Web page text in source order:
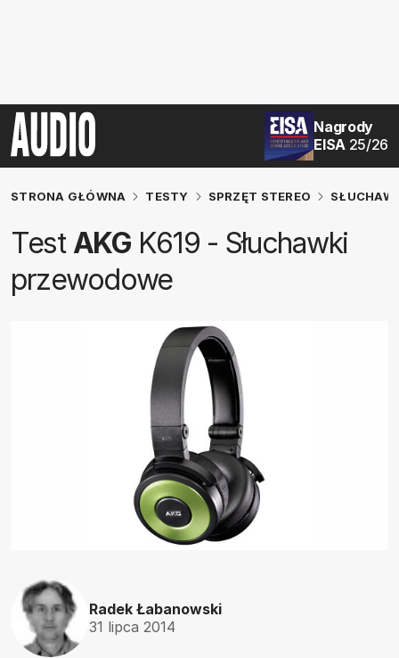
Nagrody
EISA 25/26
STRONA GŁÓWNA TESTY SPRZĘT STEREO
Test AKG K619 - Słuchawki
przewodowe
Radek Łabanowski
31 lipca 2014